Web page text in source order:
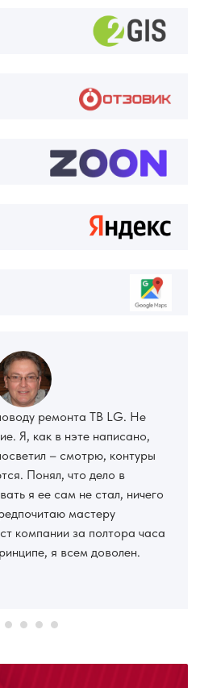
ремонта ТВ LG. Не
Я, как в нэте написано,
– смотрю, контуры
Понял, что дело в
я ее сам не стал, ничего
мастеру
компании за полтора часа
я всем доволен.